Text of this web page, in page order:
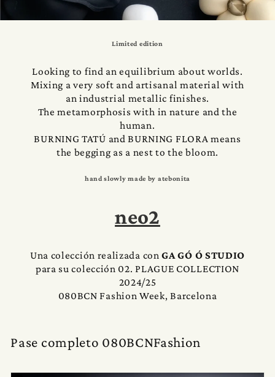
Limited edition
Looking to find an equilibrium about worlds.
Mixing a very soft and artisanal material with
an industrial metallic finishes.
The metamorphosis with in nature and the
human.
BURNING TATÚ and BURNING FLORA means
the begging as a nest to the bloom.
hand slowly made by atebonita
neo2
Una colección realizada conGA GÓ Ó STUDIO
para su colección 02. PLAGUE COLLECTION
2024/25
080BCN Fashion Week, Barcelona
Pase completo 080BCNFashion